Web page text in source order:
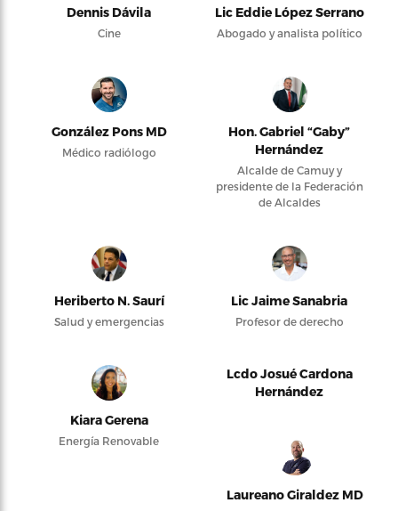
Dennis Dávila
Cine
Lic Eddie López Serrano
Abogado y analista político
González Pons MD
Médico radiólogo
Hon. Gabriel “Gaby”
Hernández
Alcalde de Camuy y
presidente de la Federación
de Alcaldes
Heriberto N. Saurí
Salud y emergencias
Lic Jaime Sanabria
Profesor de derecho
Kiara Gerena
Energía Renovable
Lcdo Josué Cardona
Hernández
Laureano Giraldez MD